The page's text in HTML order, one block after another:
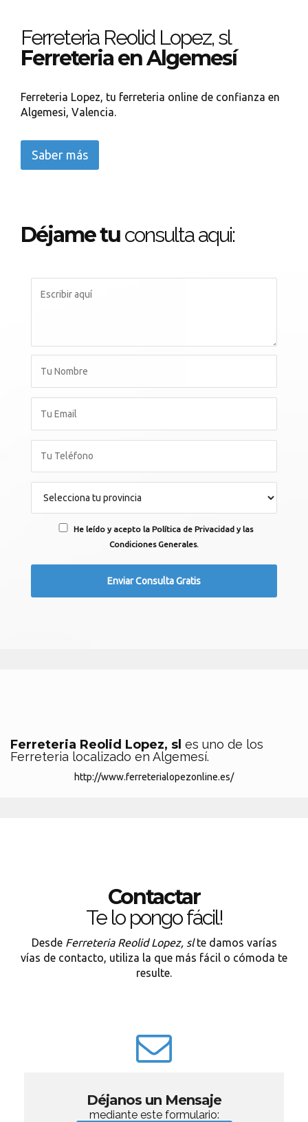
Ferreteria Reolid Lopez, sl
Ferreteria en Algemesí
Ferreteria Lopez, tu ferreteria online de confianza en
Algemesi, Valencia.
Saber más
Déjame tu consulta aqui:
He leído y acepto la Política de Privacidad y las
Condiciones Generales.
Ferreteria Reolid Lopez, sl es uno de los
Ferreteria localizado en Algemesí.
http://www.ferreterialopezonline.es/
Contactar
Te lo pongo fácil!
Desde Ferreteria Reolid Lopez, slte damos varías
vías de contacto, utiliza la que más fácil o cómoda te
resulte.
Déjanos un Mensaje
mediante este formulario: